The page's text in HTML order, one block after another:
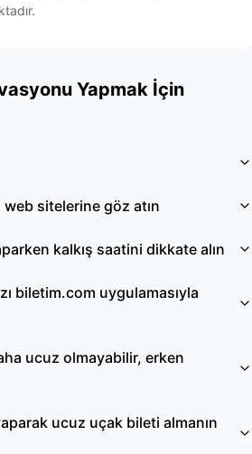
Yapmak İçin
sitelerine göz atın
kalkış saatini dikkate alın
biletim.com uygulamasıyla
ucuz olmayabilir, erken
ucuz uçak bileti almanın